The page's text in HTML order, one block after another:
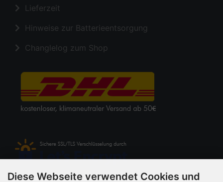
Lieferzeit
Hinweise zur Batterieentsorgung
Changlelog zum Shop
Diese Webseite verwendet Cookies und